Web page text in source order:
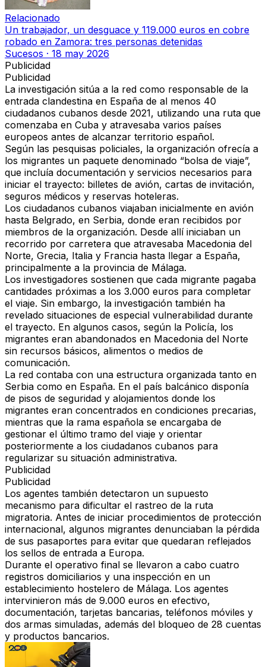
Relacionado
Un trabajador, un desguace y 119.000 euros en cobre
robado en Zamora: tres personas detenidas
Sucesos · 18 may 2026
Publicidad
Publicidad
La investigación sitúa a la red como responsable de la
entrada clandestina en España de al menos 40
ciudadanos cubanos desde 2021, utilizando una ruta que
comenzaba en Cuba y atravesaba varios países
europeos antes de alcanzar territorio español.
Según las pesquisas policiales, la organización ofrecía a
los migrantes un paquete denominado “bolsa de viaje”,
que incluía documentación y servicios necesarios para
iniciar el trayecto: billetes de avión, cartas de invitación,
seguros médicos y reservas hoteleras.
Los ciudadanos cubanos viajaban inicialmente en avión
hasta Belgrado, en Serbia, donde eran recibidos por
miembros de la organización. Desde allí iniciaban un
recorrido por carretera que atravesaba Macedonia del
Norte, Grecia, Italia y Francia hasta llegar a España,
principalmente a la provincia de Málaga.
Los investigadores sostienen que cada migrante pagaba
cantidades próximas a los 3.000 euros para completar
el viaje. Sin embargo, la investigación también ha
revelado situaciones de especial vulnerabilidad durante
el trayecto. En algunos casos, según la Policía, los
migrantes eran abandonados en Macedonia del Norte
sin recursos básicos, alimentos o medios de
comunicación.
La red contaba con una estructura organizada tanto en
Serbia como en España. En el país balcánico disponía
de pisos de seguridad y alojamientos donde los
migrantes eran concentrados en condiciones precarias,
mientras que la rama española se encargaba de
gestionar el último tramo del viaje y orientar
posteriormente a los ciudadanos cubanos para
regularizar su situación administrativa.
Publicidad
Publicidad
Los agentes también detectaron un supuesto
mecanismo para dificultar el rastreo de la ruta
migratoria. Antes de iniciar procedimientos de protección
internacional, algunos migrantes denunciaban la pérdida
de sus pasaportes para evitar que quedaran reflejados
los sellos de entrada a Europa.
Durante el operativo final se llevaron a cabo cuatro
registros domiciliarios y una inspección en un
establecimiento hostelero de Málaga. Los agentes
intervinieron más de 9.000 euros en efectivo,
documentación, tarjetas bancarias, teléfonos móviles y
dos armas simuladas, además del bloqueo de 28 cuentas
y productos bancarios.